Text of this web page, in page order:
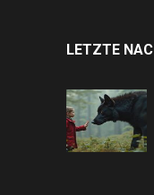
LETZTE